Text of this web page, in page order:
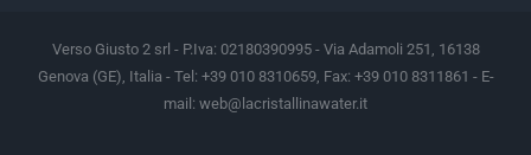
Verso Giusto 2 srl - P.Iva: 02180390995 - Via Adamoli 251, 16138
Genova (GE), Italia - Tel: +39 010 8310659, Fax: +39 010 8311861 - E-
mail: web@lacristallinawater.it